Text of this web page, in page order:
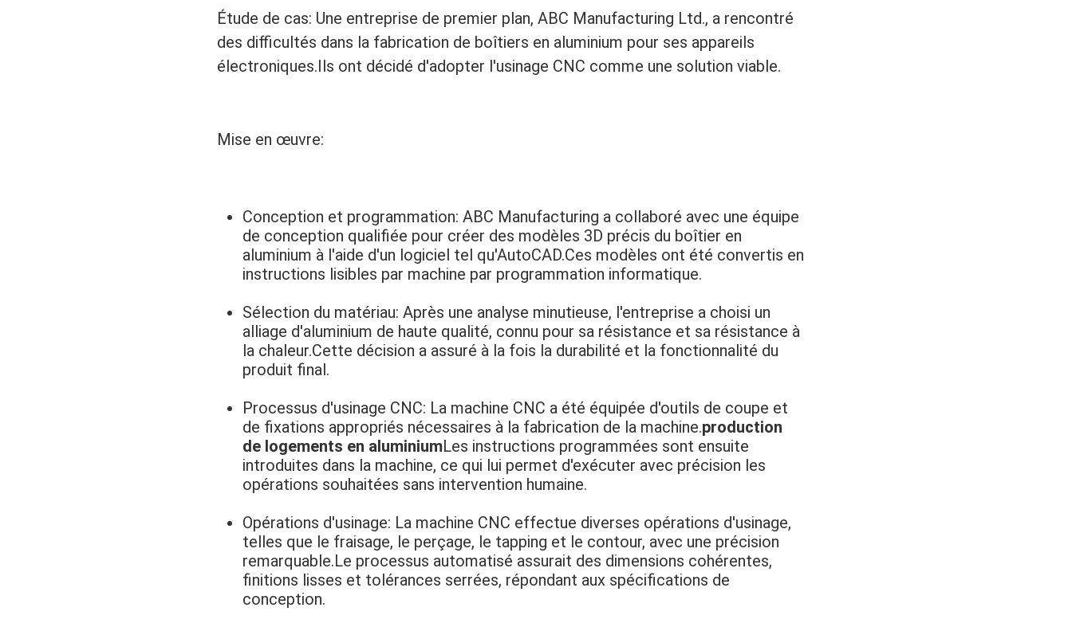
Étude de cas: Une entreprise de premier plan, ABC Manufacturing Ltd., a rencontré
des difficultés dans la fabrication de boîtiers en aluminium pour ses appareils
électroniques.Ils ont décidé d'adopter l'usinage CNC comme une solution viable.
Mise en œuvre:
Conception et programmation: ABC Manufacturing a collaboré avec une équipe
de conception qualifiée pour créer des modèles 3D précis du boîtier en
aluminium à l'aide d'un logiciel tel qu'AutoCAD.Ces modèles ont été convertis en
instructions lisibles par machine par programmation informatique.
Sélection du matériau: Après une analyse minutieuse, l'entreprise a choisi un
alliage d'aluminium de haute qualité, connu pour sa résistance et sa résistance à
la chaleur.Cette décision a assuré à la fois la durabilité et la fonctionnalité du
produit final.
Processus d'usinage CNC: La machine CNC a été équipée d'outils de coupe et
de fixations appropriés nécessaires à la fabrication de la machine.production
de logements en aluminiumLes instructions programmées sont ensuite
introduites dans la machine, ce qui lui permet d'exécuter avec précision les
opérations souhaitées sans intervention humaine.
Opérations d'usinage: La machine CNC effectue diverses opérations d'usinage,
telles que le fraisage, le perçage, le tapping et le contour, avec une précision
remarquable.Le processus automatisé assurait des dimensions cohérentes,
finitions lisses et tolérances serrées, répondant aux spécifications de
conception.